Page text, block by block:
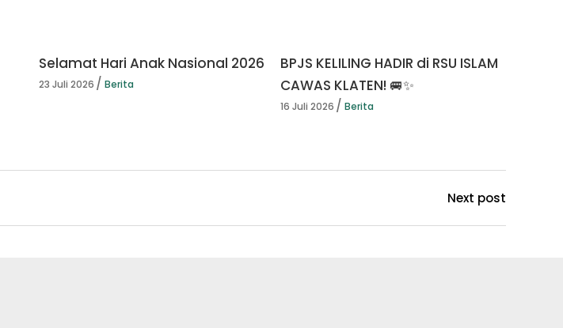
Selamat Hari Anak Nasional 2026
23 Juli 2026 Berita
BPJS KELILING HADIR di RSU ISLAM
CAWAS KLATEN! 🚐✨
16 Juli 2026 Berita
Next post